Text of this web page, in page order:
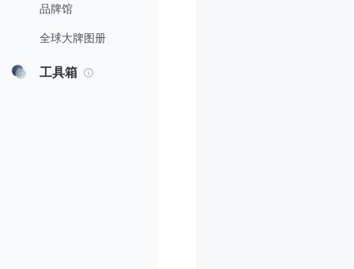
品牌馆
全球大牌图册
工具箱